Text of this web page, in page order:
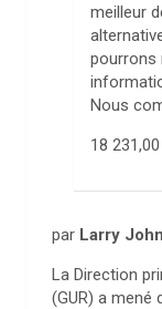
meilleur
pourrons
Nous
18
par Larry
La Direction
(GUR) a